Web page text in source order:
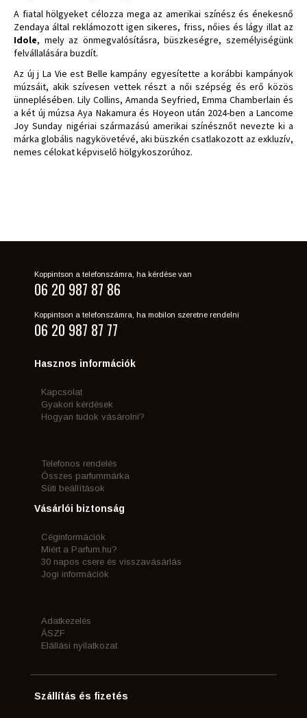
A fiatal hölgyeket célozza mega az amerikai színész és énekesnő
Zendaya által reklámozott igen sikeres, friss, nőies és lágy illat az
Idole, mely az önmegvalósításra, büszkeségre, személyiségünk
felvállalására buzdít.
Az új j La Vie est Belle kampány egyesítette a korábbi kampányok
múzsáit, akik szívesen vettek részt a női szépség és erő közös
ünneplésében. Lily Collins, Amanda Seyfried, Emma Chamberlain és
a két új múzsa Aya Nakamura és Hoyeon után 2024-ben a Lancome
Joy Sunday nigériai származású amerikai színésznőt nevezte ki a
márka globális nagykövetévé, aki büszkén csatlakozott az exkluzív,
nemes célokat képviselő hölgykoszorúhoz.
Koppintson a telefonszámra, ha kérdése van
06 20 987 87 86
Koppintson a telefonszámra, ha mobilon szeretne rendelni
06 20 987 87 77
Hasznos információk
Kapcsolat
Gyakori kérdések
Hogyan tudok vásárolni?
Telefonos rendelés
Összes parfummárka
Süti beállítások
Vásárlói biztonság
Céginformációk
Miért a Parfum.hu?
30 napos csere és visszavásárlás
Jogi információk
Adatkezelés
ÁSZF
Elállási nyilatkozat
Szállítás és fizetés